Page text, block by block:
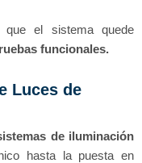
que el sistema quede
funcionales.
Luces de
de iluminación
hasta la puesta en